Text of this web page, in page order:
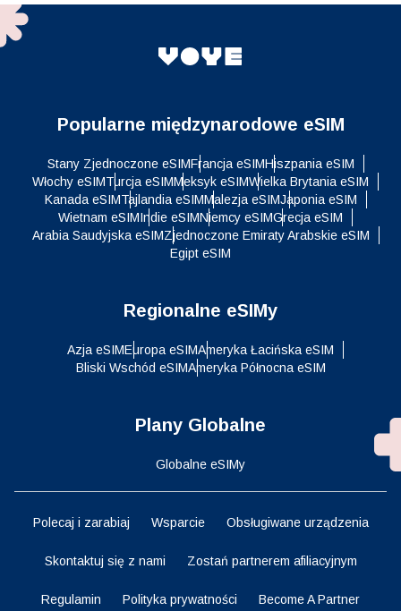
Popularne międzynarodowe eSIM
Stany Zjednoczone eSIMFrancja eSIMHiszpania eSIM
Włochy eSIMTurcja eSIMMeksyk eSIMWielka Brytania eSIM
Kanada eSIMTajlandia eSIMMalezja eSIMJaponia eSIM
Wietnam eSIMIndie eSIMNiemcy eSIMGrecja eSIM
Arabia Saudyjska eSIMZjednoczone Emiraty Arabskie eSIM
Egipt eSIM
Regionalne eSIMy
Azja eSIMEuropa eSIMAmeryka Łacińska eSIM
Bliski Wschód eSIMAmeryka Północna eSIM
Plany Globalne
Globalne eSIMy
Polecaj i zarabiaj Wsparcie Obsługiwane urządzenia
Skontaktuj się z nami Zostań partnerem afiliacyjnym
Regulamin Polityka prywatności Become A Partner